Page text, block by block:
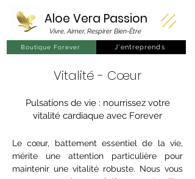
Aloe Vera Passion
Vivre, Aimer, Respirer Bien-Être
J'entreprends
Boutique Forever
Vitalité - Cœur
Pulsations de vie : nourrissez votre
vitalité cardiaque avec Forever
Le cœur, battement essentiel de la vie,
mérite une attention particulière pour
maintenir une vitalité robuste. Nous vous